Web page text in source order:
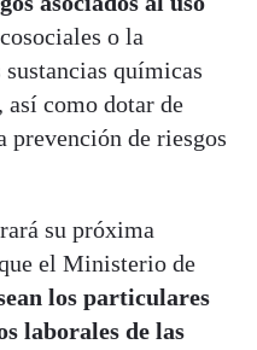
o la
químicas
como dotar de
prevención de riesgos
su próxima
el Ministerio de
los particulares
laborales de las